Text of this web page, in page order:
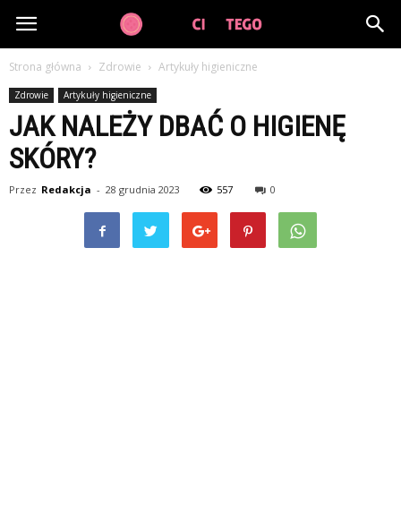
GuzikCiDoTego.pl
Strona główna Zdrowie Artykuły higieniczne
Zdrowie Artykuły higieniczne
JAK NALEŻY DBAĆ O HIGIENĘ
SKÓRY?
Przez Redakcja - 28 grudnia 2023 557 0